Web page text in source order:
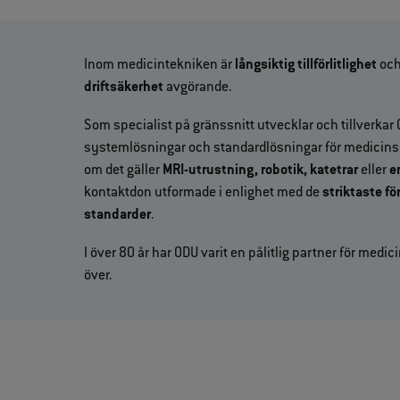
Inom medicintekniken är långsiktig tillförlitlighet
driftsäkerhet avgörande.
Som specialist på gränssnitt utvecklar och tillverkar
systemlösningar och standardlösningar för
om det gäller MRI-utrustning, robotik, katetrareller
kontaktdon utformade i enlighet med destriktaste
standarder.
I över 80 år har ODU varit en pålitlig partner för
över.